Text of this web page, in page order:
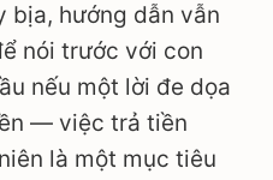
bịa, hướng dẫn vẫn
nói trước với con
nếu một lời đe dọa
— việc trả tiền
là một mục tiêu